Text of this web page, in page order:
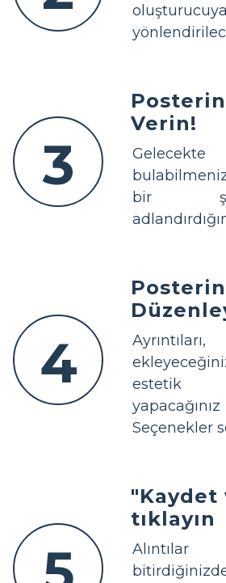
oluşturucuya
3
Verin!
bir
4
estetik
Seçenekler
"Kaydet
tıklayın